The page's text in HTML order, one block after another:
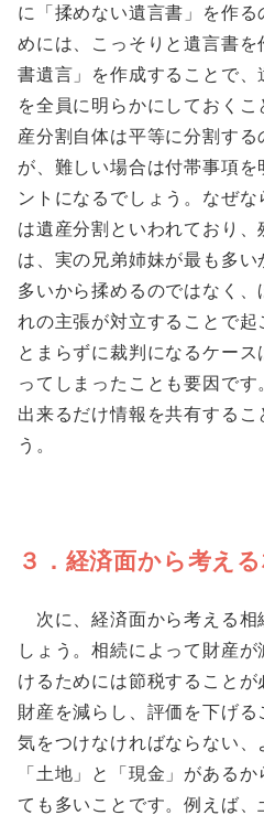
に「揉めない遺言書」を作
めには、こっそりと遺言書
書遺言」を作成することで
を全員に明らかにしておく
産分割自体は平等に分割す
が、難しい場合は付帯事項
ントになるでしょう。なぜ
は遺産分割といわれており
は、実の兄弟姉妹が最も多
多いから揉めるのではなく
れの主張が対立することで起
とまらずに裁判になるケー
ってしまったことも要因です
出来るだけ情報を共有するこ
う。
３．経済面から考え
次に、経済面から考える相
しょう。相続によって財産
けるためには節税することが
財産を減らし、評価を下げる
気をつけなければならない
「土地」と「現金」がある
ても多いことです。例えば